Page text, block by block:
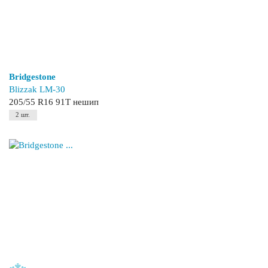
Bridgestone
Blizzak LM-30
205/55 R16 91T нешип
2 шт.